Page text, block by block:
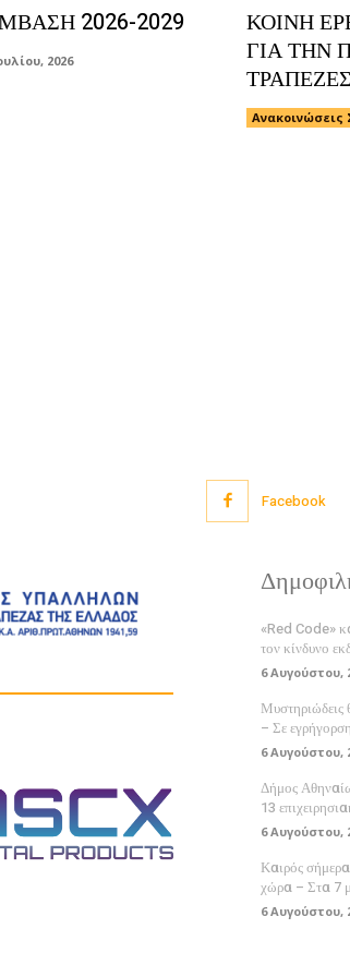
2026-2029
2026
ΚΟΙΝΗ
ΓΙΑ ΤΗΝ
ΤΡΑΠΕΖΕΣ
Ανακοινώσεις
Facebook
«Red Code»
τον κίνδυνο
6 Αυγούστου,
Μυστηριώδεις
– Σε
6 Αυγούστου,
Δήμος
13
6 Αυγούστου,
Καιρός
χώρα – Στα 7
6 Αυγούστου,